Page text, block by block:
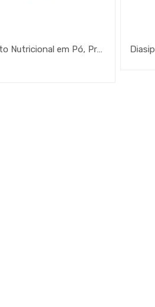
Suplemento Nutricional em Pó, Protifar 500 g